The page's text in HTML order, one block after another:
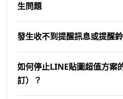
生問題
發生收不到提醒訊息或提醒
如何停止LINE貼圖超值方案
訂）？